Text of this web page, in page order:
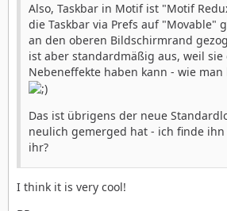
Also, Taskbar in Motif ist "Motif
die Taskbar via Prefs auf "Movable"
an den oberen Bildschirmrand
ist aber standardmäßig aus, weil sie
Nebeneffekte haben kann - wie
Das ist übrigens der neue
neulich gemerged hat - ich finde ihn
ihr?
I think it is very cool!